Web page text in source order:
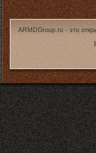
ARMDGroup.ru - это